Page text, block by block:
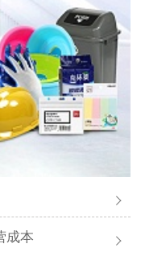
成本